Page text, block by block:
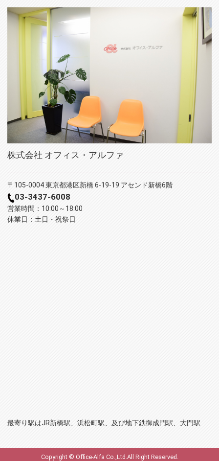
株式会社 オフィス・アルファ
〒105-0004 東京都港区新橋 6-19-19 アセンド新橋6階
03-3437-6008
営業時間：10:00～18:00
休業日：土日・祝祭日
最寄り駅はJR新橋駅、浜松町駅、及び地下鉄御成門駅、大門駅
Copyright © Office-Alfa Co.,Ltd.All Right Reserved.